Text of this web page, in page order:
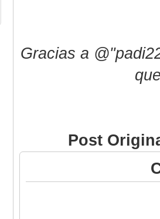
Gracias a
Post